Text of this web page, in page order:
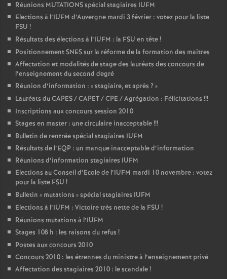
Réunions MUTATIONS spécial stagiaires IUFM
Elections à l’IUFM d’Auvergne mardi 3 février : votez pour la liste
FSU !
Résultats des élections à l’IUFM : la FSU en tête!
Positionnement SNES sur la réforme de la formation des maîtres
Affectation et modalités de stage des lauréats des concours de
l’enseignement du second degré
Réunion d’information : «stagiaire, et après ? »
Lauréats du CAPES / CAPET / CPE / Agrégation : Félicitations !!!
Inscriptions aux concours session 2010
Stages en master : une circulaire inacceptable!!!
Bulletin de rentrée spécial stagiaires IUFM
Résultats de l’EQP : un manque inacceptable d’information
Réunions d’information stagiaires IUFM
Elections au Conseil d’Ecole de l’IUFM mardi 10 novembre : votez
pour la liste FSU !
Bulletin « mutations » spécial stagiaires IUFM
Elections à l’IUFM : Victoire très nette de la FSU !
Réunions mutations à l’IUFM
Stages 108 h : les raisons du refus !
Postes aux concours 2010
Concours 2010 : les étrennes du ministre à l’enseignement privé
Affectation des stagiaires 2010 : le scandale!